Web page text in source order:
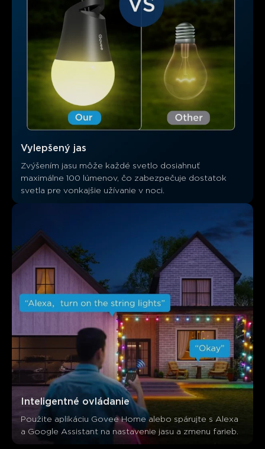
Vylepšený jas
Zvýšením jasu môže každé svetlo dosiahnuť
maximálne 100 lúmenov, čo zabezpečuje dostatok
svetla pre vonkajšie užívanie v noci.
Inteligentné ovládanie
Použite aplikáciu Govee Home alebo spárujte s Alexa
a Google Assistant na nastavenie jasu a zmenu farieb.